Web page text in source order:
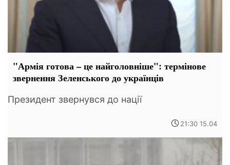
"Армія готова – це найголовніше": термінове
звернення Зеленського до українців
Президент звернувся до нації
21:30 15.04